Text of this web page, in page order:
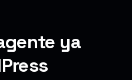
ya